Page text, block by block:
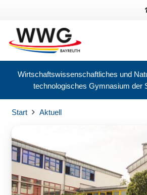
Wirtschaftswissenschaftliches und
technologisches Gymnasium der
Start Aktuell